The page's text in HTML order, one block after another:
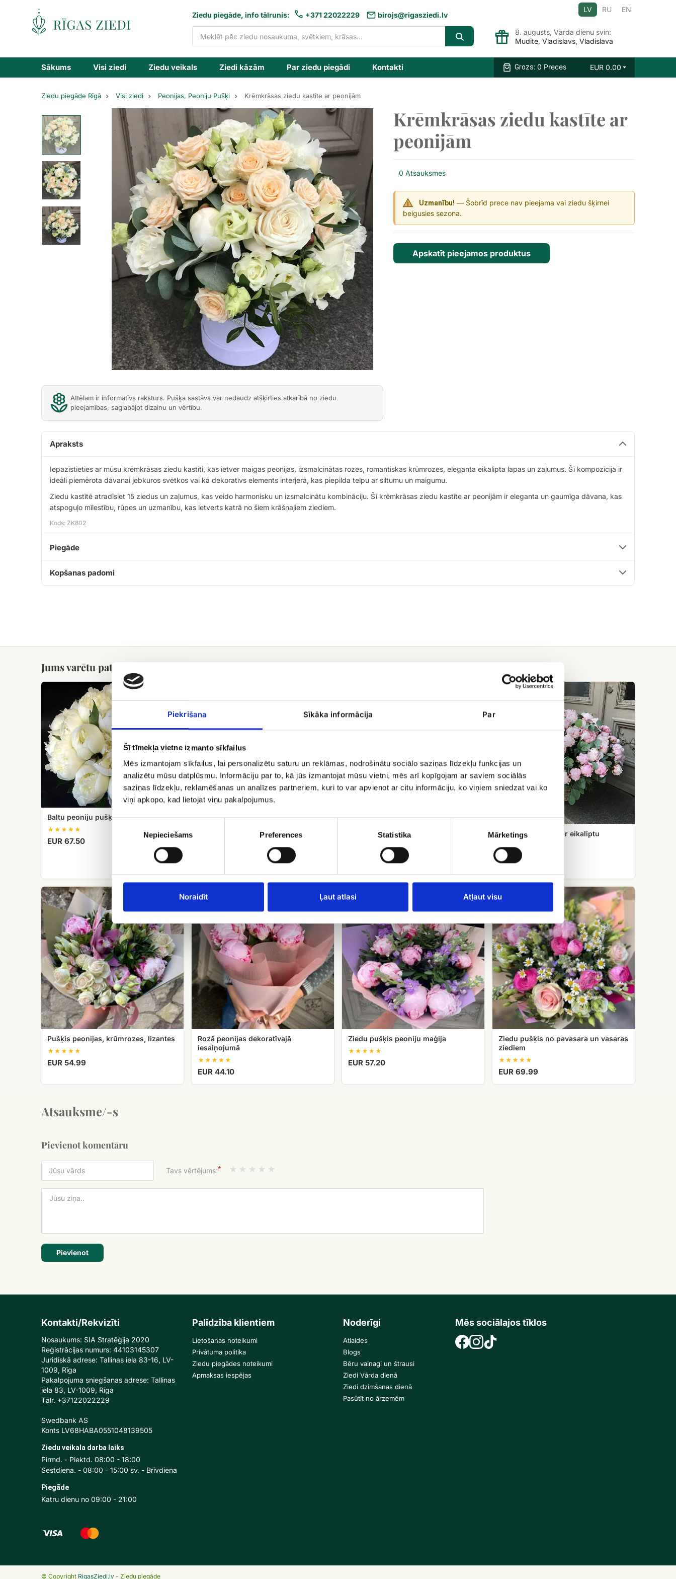
Piekrišana Sīkāka informācija Par
Šī tīmekļa vietne izmanto sīkfailus
Mēs izmantojam sīkfailus, lai personalizētu saturu un reklāmas, nodrošinātu sociālo saziņas līdzekļu funkcijas un
analizētu mūsu datplūsmu. Informāciju par to, kā jūs izmantojat mūsu vietni, mēs arī kopīgojam ar saviem sociālās
saziņas līdzekļu, reklamēšanas un analīzes partneriem, kuri to var apvienot ar citu informāciju, ko viņiem sniedzat vai ko
viņi apkopo, kad lietojat viņu pakalpojumus.
Nepieciešams Preferences Statistika Mārketings
Noraidīt Ļaut atlasi Atļaut visu
Ziedu
piegāde
Ziedu piegāde, info tālrunis: +371 22022229 birojs@rigasziedi.lv
LV RU EN
8. augusts, Vārda dienu svin:
Mudīte, Vladislavs, Vladislava
Sākums Visi ziedi Ziedu veikals Ziedi kāzām Par ziedu piegādi Kontakti Grozs: 0 Preces EUR 0.00
Ziedu piegāde Rīgā Visi ziedi Peonijas, Peoniju Pušķi Krēmkrāsas ziedu kastīte ar peonijām
Previous
Krēmkrāsas
ziedu
kastīte
peonijām
Next
Attēlam ir informatīvs raksturs. Pušķa sastāvs var nedaudz atšķirties atkarībā no ziedu
pieejamības, saglabājot dizainu un vērtību.
Krēmkrāsas ziedu kastīte ar
peonijām
0 Atsauksmes
Uzmanību! — Šobrīd prece nav pieejama vai ziedu šķirnei
beigusies sezona.
Apskatīt pieejamos produktus
Apraksts
Iepazīstieties ar mūsu krēmkrāsas ziedu kastīti, kas ietver maigas peonijas, izsmalcinātas rozes, romantiskas krūmrozes, eleganta eikalipta lapas un zaļumus. Šī kompozīcija ir
ideāli piemērota dāvanai jebkuros svētkos vai kā dekoratīvs elements interjerā, kas piepilda telpu ar siltumu un maigumu.
Ziedu kastītē atradīsiet 15 ziedus un zaļumus, kas veido harmonisku un izsmalcinātu kombināciju. Šī krēmkrāsas ziedu kastīte ar peonijām ir eleganta un gaumīga dāvana, kas
atspoguļo mīlestību, rūpes un uzmanību, kas ietverts katrā no šiem krāšņajiem ziediem.
Kods: ZK802
Piegāde
Kopšanas padomi
Jums varētu patikt
Baltu
Smaržojošs!
Baltu peoniju pušķis. Smaržojošs!
EUR 67.50
pušķis
Lielais peoniju, lefkoju pušķis
EUR 249.99
ar
101 peonija grozā ar eikaliptu
EUR 549.99
Pušķis
peonijas,
krūmrozes,
lizantes
Pušķis peonijas, krūmrozes, lizantes
EUR 54.99
Rozā
peonijas
dekoratīvajā
iesaiņojumā
Rozā peonijas dekoratīvajā
iesaiņojumā
EUR 44.10
Ziedu
pušķis
peoniju
maģija
Ziedu pušķis peoniju maģija
EUR 57.20
Ziedu
pušķis
no
pavasara
un
vasaras
ziediem
Ziedu pušķis no pavasara un vasaras
ziediem
EUR 69.99
Atsauksme/-s
Pievienot komentāru
Tavs vērtējums:*
Pievienot
Kontakti/Rekvizīti
Nosaukums: SIA Stratēģija 2020
Reģistrācijas numurs: 44103145307
Juridiskā adrese: Tallinas iela 83-16, LV-
1009, Rīga
Pakalpojuma sniegšanas adrese: Tallinas
iela 83, LV-1009, Rīga
Tālr. +37122022229
Swedbank AS
Konts LV68HABA0551048139505
Ziedu veikala darba laiks
Pirmd. - Piektd. 08:00 - 18:00
Sestdiena. - 08:00 - 15:00 sv. - Brīvdiena
Piegāde
Katru dienu no 09:00 - 21:00
Palīdzība klientiem
Lietošanas noteikumi
Privātuma politika
Ziedu piegādes noteikumi
Apmaksas iespējas
Noderīgi
Atlaides
Blogs
Bēru vainagi un štrausi
Ziedi Vārda dienā
Ziedi dzimšanas dienā
Pasūtīt no ārzemēm
Mēs sociālajos tīklos
© Copyright RigasZiedi.lv - Ziedu piegāde